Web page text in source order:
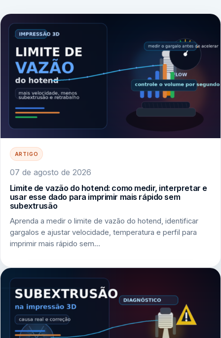
ARTIGO
07 de agosto de 2026
Limite de vazão do hotend: como medir, interpretar e
usar esse dado para imprimir mais rápido sem
subextrusão
Aprenda a medir o limite de vazão do hotend, identificar
gargalos e ajustar velocidade, temperatura e perfil para
imprimir mais rápido sem…